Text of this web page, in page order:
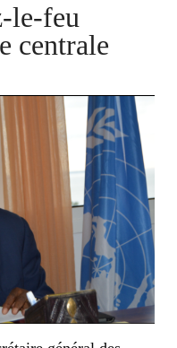
le-feu
centrale